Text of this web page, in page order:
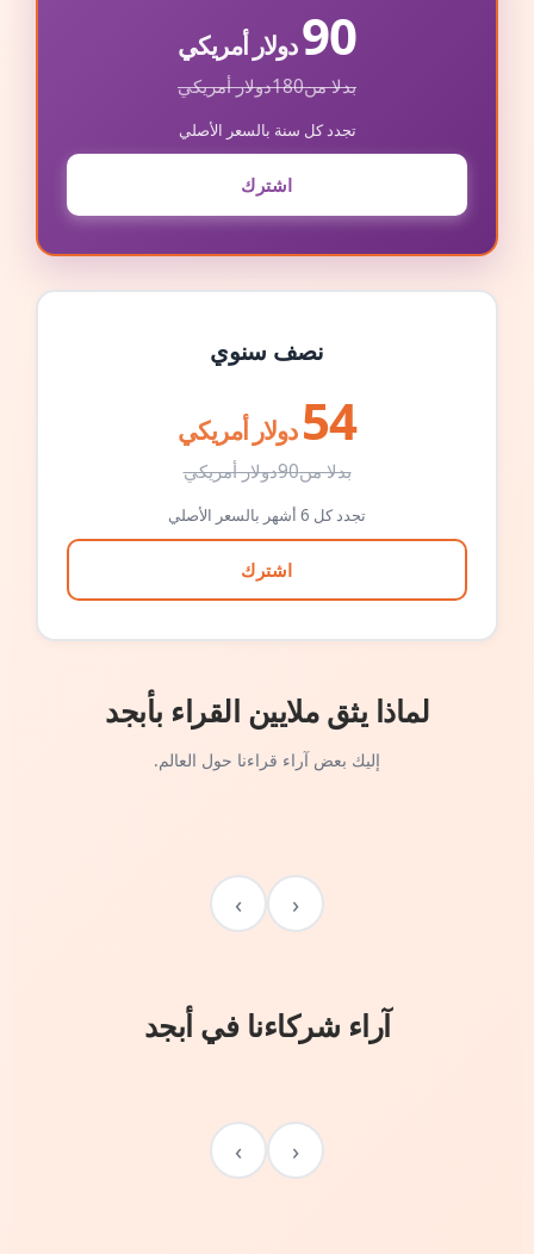
90دولار أمريكي
بدلا من180دولار أمريكي
تجدد كل سنة بالسعر الأصلي
اشترك
نصف سنوي
54 دولار أمريكي
بدلا من90دولار أمريكي
تجدد كل 6 أشهر بالسعر الأصلي
اشترك
لماذا يثق ملايين القراء بأبجد
إليك بعض آراء قراءنا حول العالم.
‹
›
آراء شركاءنا في أبجد
‹
›